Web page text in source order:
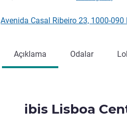
Avenida Casal Ribeiro 23, 1000-090
Açıklama Odalar
ibis Lisboa